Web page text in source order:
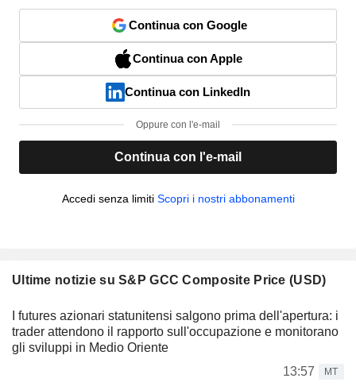
Continua con Google
Continua con Apple
Continua con LinkedIn
Oppure con l'e-mail
Continua con l'e-mail
Accedi senza limiti Scopri i nostri abbonamenti
Ultime notizie su S&P GCC Composite Price (USD)
I futures azionari statunitensi salgono prima dell'apertura: i
trader attendono il rapporto sull'occupazione e monitorano
gli sviluppi in Medio Oriente
13:57
MT